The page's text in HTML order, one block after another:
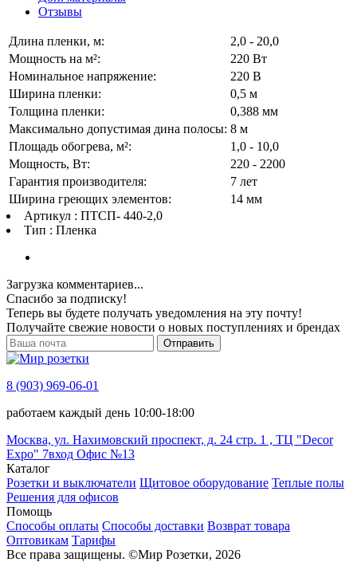
Отзывы
Длина пленки, м:
2,0 - 20,0
Мощность на м²:
220 Вт
Номинальное напряжение:
220 В
Ширина пленки:
0,5 м
Толщина пленки:
0,388 мм
Максимально допустимая дина полосы: 8 м
Площадь обогрева, м²:
1,0 - 10,0
Мощность, Вт:
220 - 2200
Гарантия производителя:
7 лет
Ширина греющих элементов:
14 мм
Артикул : ПТСП- 440-2,0
Тип : Пленка
Загрузка комментариев...
Спасибо за подписку!
Теперь вы будете получать уведомления на эту почту!
Получайте свежие новости о новых поступлениях и брендах
Отправить
8 (903) 969-06-01
работаем каждый день 10:00-18:00
Москва, ул. Нахимовский проспект, д. 24 стр. 1 , ТЦ "Decor
Expo" 7вход Офис №13
Каталог
Розетки и выключатели Щитовое оборудование Теплые полы
Решения для офисов
Помощь
Способы оплаты Способы доставки Возврат товара
Оптовикам Тарифы
Все права защищены. ©Мир Розетки, 2026